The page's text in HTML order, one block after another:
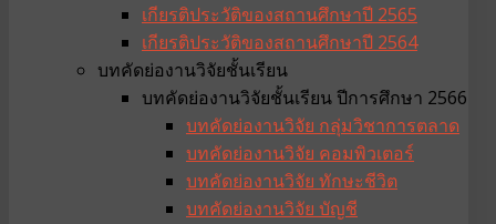
เกียรติประวัติของสถานศึกษาปี 2565
เกียรติประวัติของสถานศึกษาปี 2564
บทคัดย่องานวิจัยชั้นเรียน
บทคัดย่องานวิจัยชั้นเรียน ปีการศึกษา 2566
บทคัดย่องานวิจัย กลุ่มวิชาการตลาด
บทคัดย่องานวิจัย คอมพิวเตอร์
บทคัดย่องานวิจัย ทักษะชีวิต
บทคัดย่องานวิจัย บัญชี